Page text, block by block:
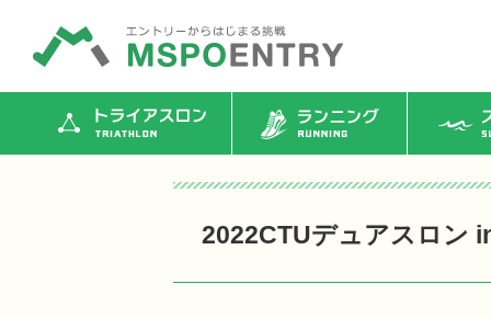
トライアスロン ランニング ス
2022CTUデュアスロン